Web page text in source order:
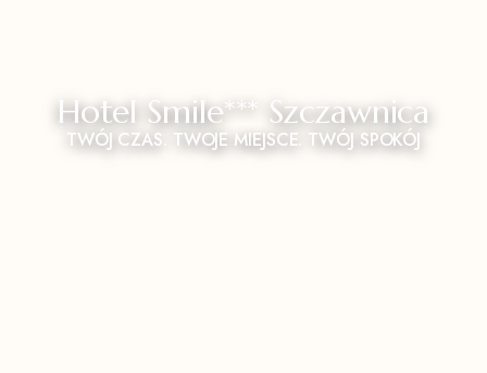
Hotel Smile*** Szczawnica
TWÓJ CZAS. TWOJE MIEJSCE. TWÓJ SPOKÓJ